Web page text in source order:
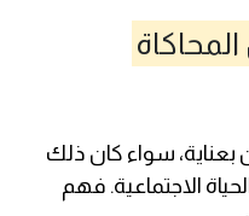
بعناية، سواء كان ذلك
الاجتماعية. فهم